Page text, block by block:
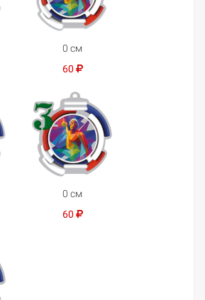
0 см
60
0 см
60